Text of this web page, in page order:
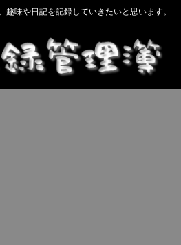
趣味や日記を記録していきたいと思います。